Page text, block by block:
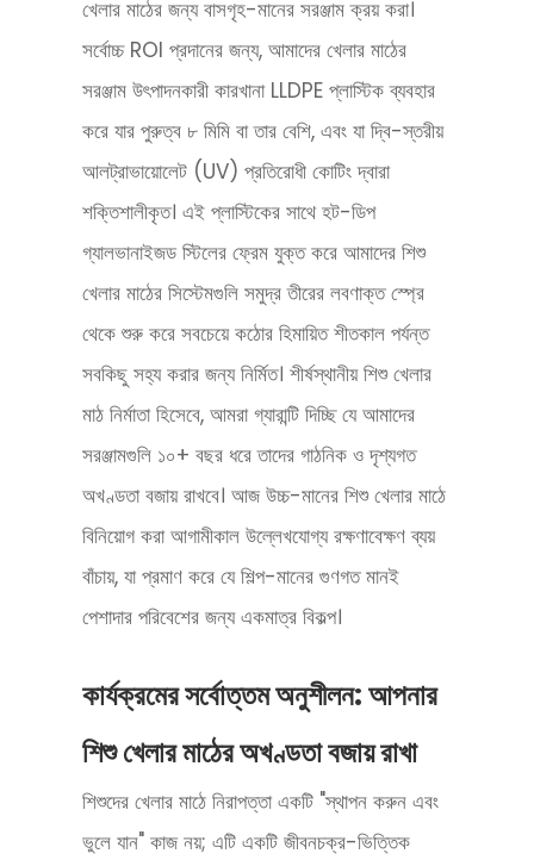
খেলার মাঠের জন্য বাসগৃহ-মানের সরঞ্জাম ক্রয় করা।
সর্বোচ্চ ROI প্রদানের জন্য, আমাদের খেলার মাঠের
সরঞ্জাম উৎপাদনকারী কারখানা LLDPE প্লাস্টিক ব্যবহার
করে যার পুরুত্ব ৮ মিমি বা তার বেশি, এবং যা দ্বি-স্তরীয়
আলট্রাভায়োলেট (UV) প্রতিরোধী কোটিং দ্বারা
শক্তিশালীকৃত। এই প্লাস্টিকের সাথে হট-ডিপ
গ্যালভানাইজড স্টিলের ফ্রেম যুক্ত করে আমাদের শিশু
খেলার মাঠের সিস্টেমগুলি সমুদ্র তীরের লবণাক্ত স্প্রে
থেকে শুরু করে সবচেয়ে কঠোর হিমায়িত শীতকাল পর্যন্ত
সবকিছু সহ্য করার জন্য নির্মিত। শীর্ষস্থানীয় শিশু খেলার
মাঠ নির্মাতা হিসেবে, আমরা গ্যারান্টি দিচ্ছি যে আমাদের
সরঞ্জামগুলি ১০+ বছর ধরে তাদের গাঠনিক ও দৃশ্যগত
অখণ্ডতা বজায় রাখবে। আজ উচ্চ-মানের শিশু খেলার মাঠে
বিনিয়োগ করা আগামীকাল উল্লেখযোগ্য রক্ষণাবেক্ষণ ব্যয়
বাঁচায়, যা প্রমাণ করে যে শিল্প-মানের গুণগত মানই
পেশাদার পরিবেশের জন্য একমাত্র বিকল্প।
কার্যক্রমের সর্বোত্তম অনুশীলন: আপনার
শিশু খেলার মাঠের অখণ্ডতা বজায় রাখা
শিশুদের খেলার মাঠে নিরাপত্তা একটি "স্থাপন করুন এবং
ভুলে যান" কাজ নয়; এটি একটি জীবনচক্র-ভিত্তিক